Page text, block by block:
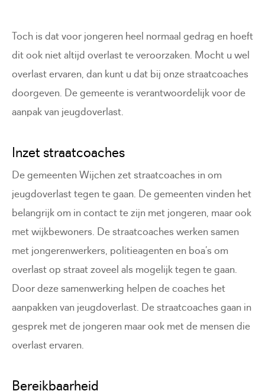
Toch is dat voor jongeren heel normaal gedrag en hoeft
dit ook niet altijd overlast te veroorzaken. Mocht u wel
overlast ervaren, dan kunt u dat bij onze straatcoaches
doorgeven. De gemeente is verantwoordelijk voor de
aanpak van jeugdoverlast.
Inzet straatcoaches
De gemeenten Wijchen zet straatcoaches in om
jeugdoverlast tegen te gaan. De gemeenten vinden het
belangrijk om in contact te zijn met jongeren, maar ook
met wijkbewoners. De straatcoaches werken samen
met jongerenwerkers, politieagenten en boa’s om
overlast op straat zoveel als mogelijk tegen te gaan.
Door deze samenwerking helpen de coaches het
aanpakken van jeugdoverlast. De straatcoaches gaan in
gesprek met de jongeren maar ook met de mensen die
overlast ervaren.
Bereikbaarheid